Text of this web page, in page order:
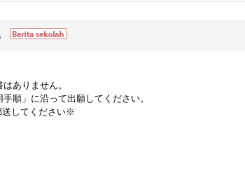
ありません。
順」に沿って出願してください。
送してください※